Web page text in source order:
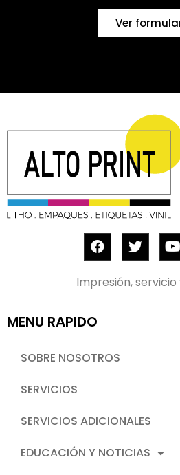
Ver
Impresión, servicio
MENU RAPIDO
SOBRE NOSOTROS
SERVICIOS
SERVICIOS ADICIONALES
EDUCACIÓN Y NOTICIAS